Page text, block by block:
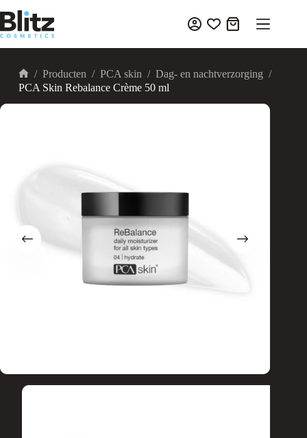
naar
de
Winkelwagen
Home
/ Producten / PCA skin / Dag- en nachtverzorging /
PCA Skin Rebalance Crème 50 ml